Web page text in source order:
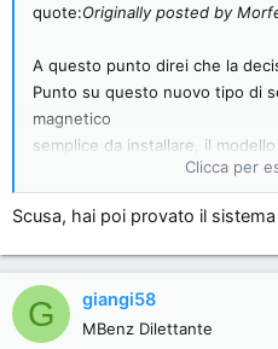
quote:Originally posted by
A questo punto direi che la
Punto su questo nuovo tipo di
magnetico
semplice da installare, il
beep e senza il display xkè
bastare.
P.S. Per chi avesse delle foto o
paraurti posteriore prego di
ve ne sarei grato.
Clicca per
Scusa, hai poi provato il
G giangi58
MBenz Dilettante